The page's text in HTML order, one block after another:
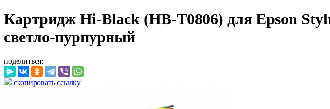
Картридж Hi-Black (HB-T0806) для Epson
светло-пурпурный
поделиться:
скопировать ссылку